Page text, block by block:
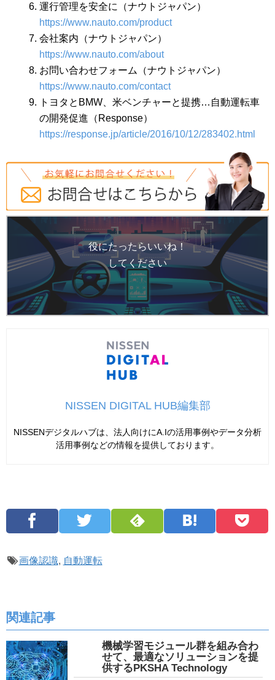
運行管理を安全に（ナウトジャパン）
https://www.nauto.com/product
会社案内（ナウトジャパン）
https://www.nauto.com/about
お問い合わせフォーム（ナウトジャパン）
https://www.nauto.com/contact
トヨタとBMW、米ベンチャーと提携…自動運転車
の開発促進（Response）
https://response.jp/article/2016/10/12/283402.html
役にたったらいいね！
してください
NISSEN DIGITAL HUB編集部
NISSENデジタルハブは、法人向けにA.Iの活用事例やデータ分析
活用事例などの情報を提供しております。
画像認識, 自動運転
関連記事
機械学習モジュール群を組み合わ
せて、最適なソリューションを提
供するPKSHA Technology